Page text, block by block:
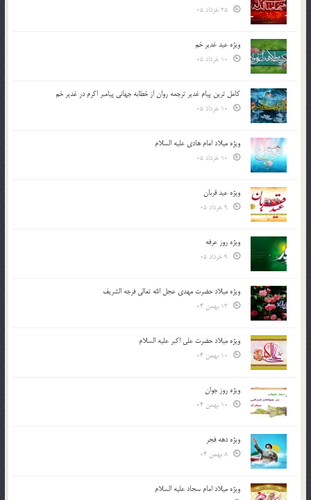
ویژه عید غدیر خم
کامل ترین پیام غدیر ترجمه روان از خطابه جهانی پیامبر اکرم در غدیر خم
ویژه میلاد امام هادی علیه السلام
ویژه عید قربان
ویژه روز عرفه
ویژه میلاد حضرت مهدی عجل الله تعالی فرجه الشريف
ویژه میلاد حضرت علی اکبر علیه السلام
ویژه روز جوان
ویژه دهه فجر
ویژه میلاد امام سجاد علیه السلام